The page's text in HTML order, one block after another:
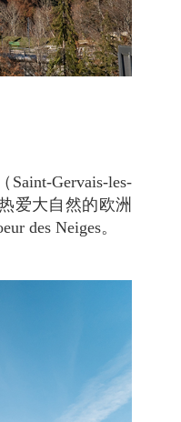
爱大自然的欧洲
des Neiges。